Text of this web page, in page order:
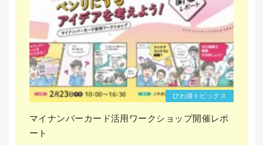
びわ湖トピックス
マイナンバーカード活用ワークショップ開催レポ
ート